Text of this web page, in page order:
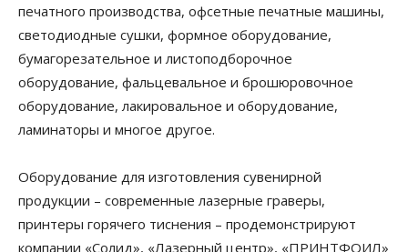
печатного производства, офсетные печатные машины,
светодиодные сушки, формное оборудование,
бумагорезательное и листоподборочное
оборудование, фальцевальное и брошюровочное
оборудование, лакировальное и оборудование,
ламинаторы и многое другое.
Оборудование для изготовления сувенирной
продукции – современные лазерные граверы,
принтеры горячего тиснения – продемонстрируют
компании «Солид», «Лазерный центр», «ПРИНТФОИЛ»